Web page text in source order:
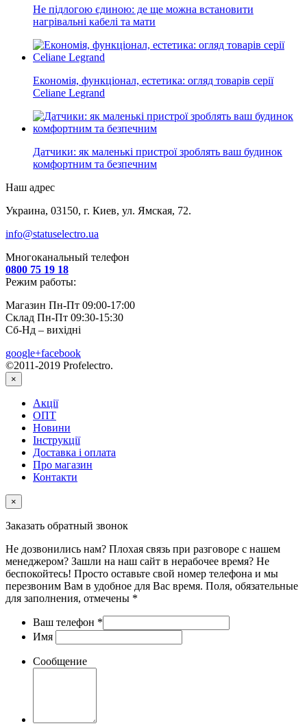
Не підлогою єдиною: де ще можна встановити
нагрівальні кабелі та мати
Економія, функціонал, естетика: огляд товарів серії
Celiane Legrand
Датчики: як маленькі пристрої зроблять ваш будинок
комфортним та безпечним
Наш адрес
Украина, 03150, г. Киев, ул. Ямская, 72.
info@statuselectro.ua
Многоканальный телефон
0800 75 19 18
Режим работы:
Магазин Пн-Пт 09:00-17:00
Склад Пн-Пт 09:30-15:30
Сб-Нд – вихідні
google+facebook
©2011-2019 Profelectro.
×
Акції
ОПТ
Новини
Інструкції
Доставка і оплата
Про магазин
Контакти
×
Заказать обратный звонок
Не дозвонились нам? Плохая связь при разговоре с нашем
менеджером? Зашли на наш сайт в нерабочее время? Не
беспокойтесь! Просто оставьте свой номер телефона и мы
перезвоним Вам в удобное для Вас время. Поля, обязательные
для заполнения, отмечены *
Ваш телефон *
Имя
Сообщение